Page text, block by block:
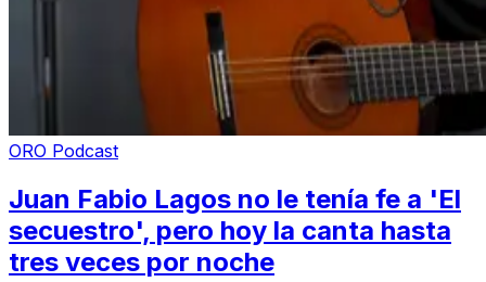
ORO Podcast
Juan Fabio Lagos no le tenía fe a 'El
secuestro', pero hoy la canta hasta
tres veces por noche